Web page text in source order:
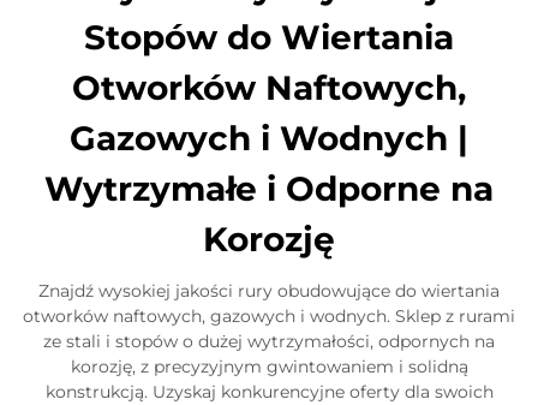
Stopów do Wiertania
Otworków Naftowych,
Gazowych i Wodnych |
Wytrzymałe i Odporne na
Korozję
Znajdź wysokiej jakości rury obudowujące do wiertania
otworków naftowych, gazowych i wodnych. Sklep z rurami
ze stali i stopów o dużej wytrzymałości, odpornych na
korozję, z precyzyjnym gwintowaniem i solidną
konstrukcją. Uzyskaj konkurencyjne oferty dla swoich